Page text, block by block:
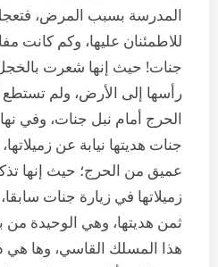
المدرسة بسبب المرض،
للاطمئنان عليها، وكم كانت
جنات! حيث إنها شعرت
رأسها إلى الأرض، ولم
الحرج أمام نبل جنات، وفي
جنات هديتها نيابة عن
عميق من الحرج؛ حيث إنها
زميلاتها في زيارة جنات
ثمن هديتها، وهي الوحيدة من
هذا المسلك القاسي، وها هي